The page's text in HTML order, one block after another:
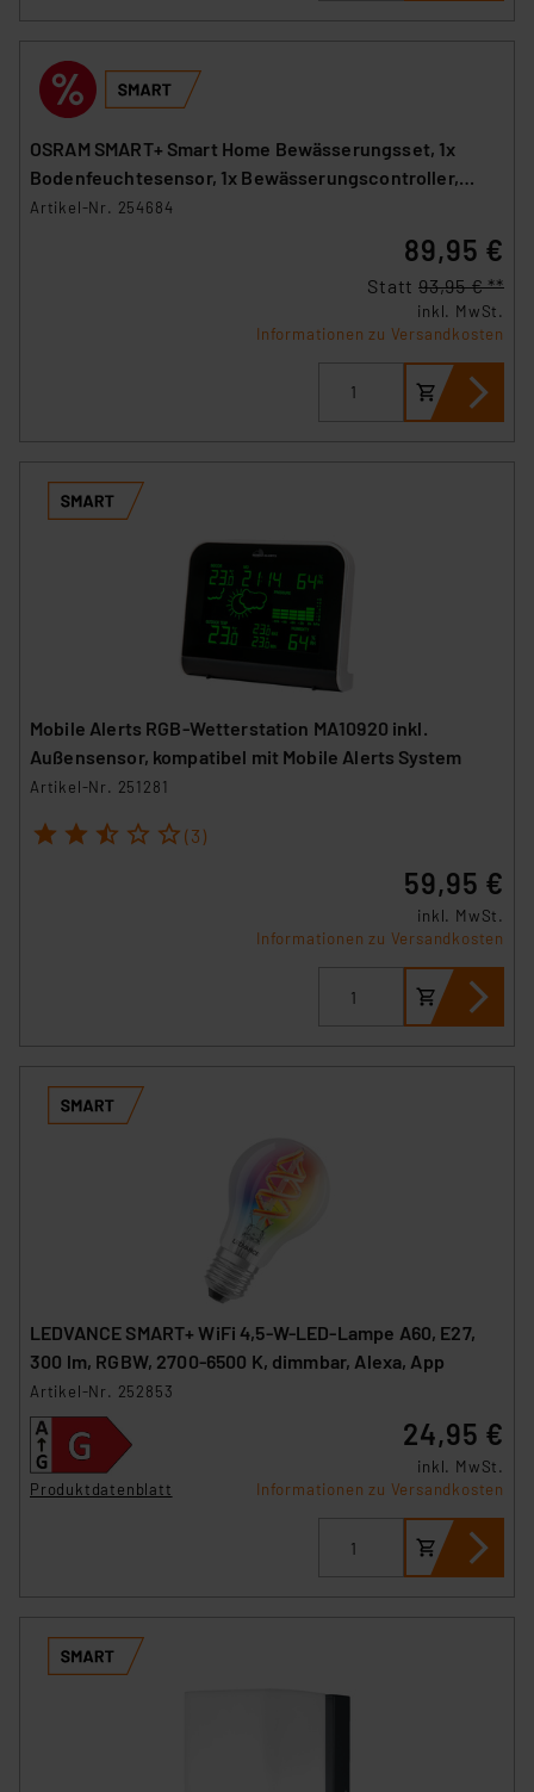
OSRAM SMART+ Smart Home Bewässerungsset, 1x
Bodenfeuchtesensor, 1x Bewässerungscontroller,
WLAN
Artikel-Nr. 254684
89,95 €
Statt 93,95 € **
inkl. MwSt.
Informationen zu Versandkosten
Mobile Alerts RGB-Wetterstation MA10920 inkl.
Außensensor, kompatibel mit Mobile Alerts System
Artikel-Nr. 251281
1 2 3 4 5 (3)
59,95 €
inkl. MwSt.
Informationen zu Versandkosten
LEDVANCE SMART+ WiFi 4,5-W-LED-Lampe A60, E27,
300 lm, RGBW, 2700-6500 K, dimmbar, Alexa, App
Artikel-Nr. 252853
Produktdatenblatt
24,95 €
inkl. MwSt.
Informationen zu Versandkosten